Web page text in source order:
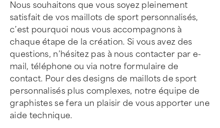
Nous souhaitons que vous soyez pleinement
satisfait de vos maillots de sport personnalisés,
c’est pourquoi nous vous accompagnons à
chaque étape de la création. Si vous avez des
questions, n’hésitez pas à nous contacter par e-
mail, téléphone ou via notre formulaire de
contact. Pour des designs de maillots de sport
personnalisés plus complexes, notre équipe de
graphistes se fera un plaisir de vous apporter une
aide technique.